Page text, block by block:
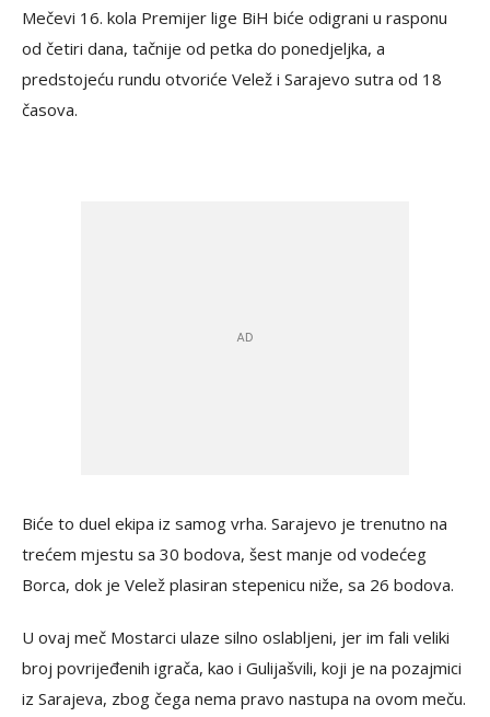
Mečevi 16. kola Premijer lige BiH biće odigrani u rasponu
od četiri dana, tačnije od petka do ponedjeljka, a
predstojeću rundu otvoriće Velež i Sarajevo sutra od 18
časova.
Biće to duel ekipa iz samog vrha. Sarajevo je trenutno na
trećem mjestu sa 30 bodova, šest manje od vodećeg
Borca, dok je Velež plasiran stepenicu niže, sa 26 bodova.
U ovaj meč Mostarci ulaze silno oslabljeni, jer im fali veliki
broj povrijeđenih igrača, kao i Gulijašvili, koji je na pozajmici
iz Sarajeva, zbog čega nema pravo nastupa na ovom meču.